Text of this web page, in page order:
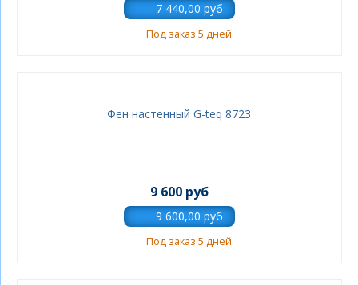
Под заказ 5 дней
Фен настенный G-teq 8723
9 600 руб
Под заказ 5 дней